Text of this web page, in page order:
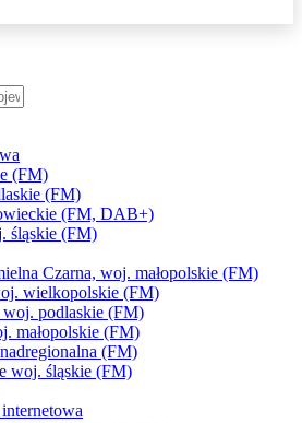
(FM)
(FM)
(FM, DAB+)
śląskie (FM)
Czarna, woj. małopolskie (FM)
wielkopolskie (FM)
woj. podlaskie (FM)
małopolskie (FM)
(FM)
woj. śląskie (FM)